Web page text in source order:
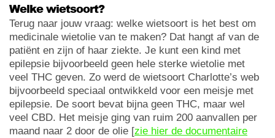
Welke wietsoort?
Terug naar jouw vraag: welke wietsoort is het best om
medicinale wietolie van te maken? Dat hangt af van de
patiënt en zijn of haar ziekte. Je kunt een kind met
epilepsie bijvoorbeeld geen hele sterke wietolie met
veel THC geven. Zo werd de wietsoort Charlotte’s web
bijvoorbeeld speciaal ontwikkeld voor een meisje met
epilepsie. De soort bevat bijna geen THC, maar wel
veel CBD. Het meisje ging van ruim 200 aanvallen per
maand naar 2 door de olie [zie hier de documentaire